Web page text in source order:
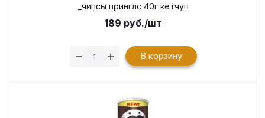
_чипсы принглс 40г кетчуп
189 руб./шт
В корзину